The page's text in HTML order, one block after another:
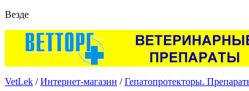
Везде
VetLek /Интернет-магазин /Гепатопротекторы.